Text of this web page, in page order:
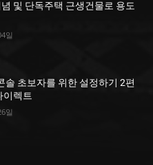
및 단독주택 근생건물로 용도
일
솔 초보자를 위한 설정하기 2편
이렉트
일